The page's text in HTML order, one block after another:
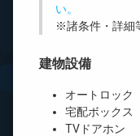
い。
※諸条件・詳細
建物設備
オートロック
宅配ボックス
TVドアホン